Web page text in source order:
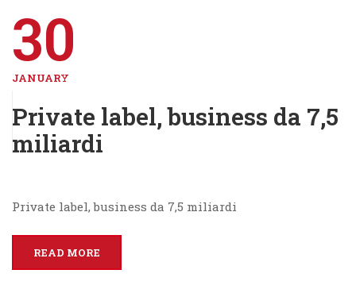
30
JANUARY
Private label, business da 7,5
miliardi
Private label, business da 7,5 miliardi
READ MORE